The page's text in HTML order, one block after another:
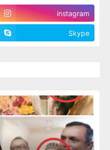
instagram
Skype